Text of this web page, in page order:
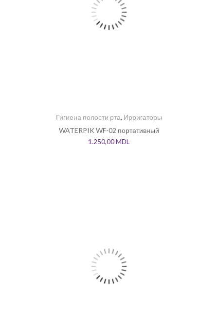
Гигиена полости рта, Ирригаторы
WATERPIK WF-02 портативный
1.250,00MDL